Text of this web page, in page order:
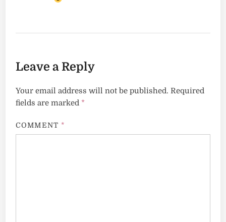
Leave a Reply
Your email address will not be published. Required
fields are marked *
COMMENT *